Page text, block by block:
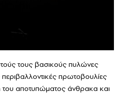
τους βασικούς πυλώνες
περιβαλλοντικές πρωτοβουλίες
αποτυπώματος άνθρακα και